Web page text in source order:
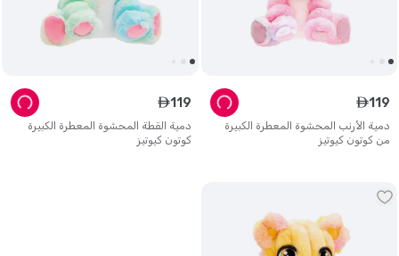
دمية الأرنب المحشوة المعطرة الكبيرة
من كوتون كيوتيز
ê119
دمية القطة المحشوة المعطرة الكبيرة
كوتون كيوتيز
ê119